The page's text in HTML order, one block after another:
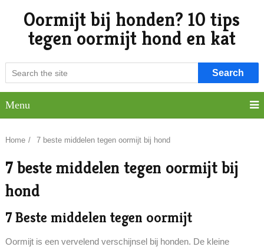
Oormijt bij honden? 10 tips
tegen oormijt hond en kat
Search
Menu
Home / 7 beste middelen tegen oormijt bij hond
7 beste middelen tegen oormijt bij
hond
7 Beste middelen tegen oormijt
Oormijt is een vervelend verschijnsel bij honden. De kleine